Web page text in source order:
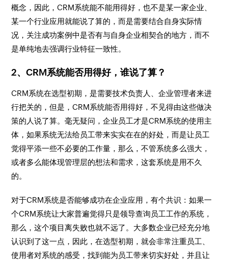
概念，因此，CRM系统能不能用得好，也不是某一家企业、
某一个行业应用就能说了算的，而是需要结合自身实际情
况，关注成功案例中是否有与自身企业相契合的地方，而不
是单纯地去强调行业特征一致性。
2、CRM系统能否用得好，谁说了算？
CRM系统在选型初期，是需要技术负责人、企业管理者来进
行把关的，但是，CRM系统能否用得好，不见得由这些做决
策的人说了算。毫无疑问，企业员工才是CRM系统的使用主
体，如果系统无法给员工带来实实在在的好处，而是让员工
觉得平添一些不必要的工作量，那么，不管系统多么强大，
或者多么能体现管理层的想法和需求，这套系统是用不久
的。
对于CRM系统是否能够成功在企业应用，有个共识：如果一
个CRM系统让大家普遍觉得只是领导查询员工工作的系统，
那么，这个项目离失败也就不远了。大多数企业已经充分地
认识到了这一点，因此，在选型初期，就会非常注重员工、
使用者对系统的感受，找到能为员工带来切实好处，并且让